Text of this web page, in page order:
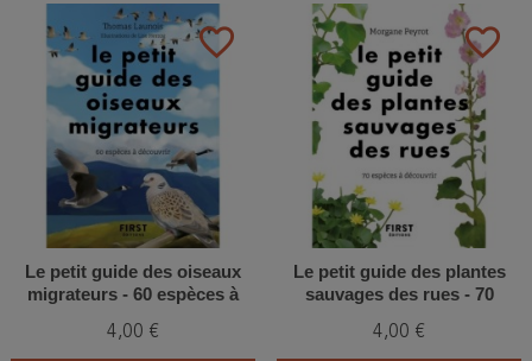
favorite_border
Le petit guide des oiseaux
migrateurs - 60 espèces à
4,00 €
favorite_border
Le petit guide des plantes
sauvages des rues - 70
4,00 €